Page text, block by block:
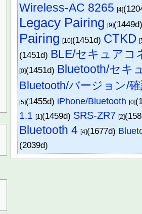
Wireless-AC 8265 [4]
Legacy Pairing [9]
Pairing [10](1451d) CTKD
(1451d) BLE/セキュアコ
[0](1451d) Bluetooth/セキ
Bluetooth/バージョン/
[5](1455d) iPhone/Bluetooth [0]
1.1 [1](1459d) SRS-ZR7 [2]
Bluetooth 4 [4](1677d)
(2039d)